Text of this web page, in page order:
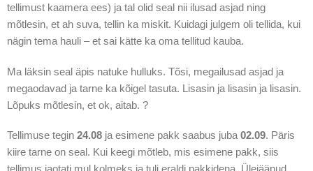
tellimust kaamera ees) ja tal olid seal nii ilusad asjad ning
mõtlesin, et ah suva, tellin ka miskit. Kuidagi julgem oli tellida, kui
nägin tema hauli – et sai kätte ka oma tellitud kauba.
Ma läksin seal äpis natuke hulluks. Tõsi, megailusad asjad ja
megaodavad ja tarne ka kõigel tasuta. Lisasin ja lisasin ja lisasin.
Lõpuks mõtlesin, et ok, aitab. ?
Tellimuse tegin 24.08 ja esimene pakk saabus juba 02.09. Päris
kiire tarne on seal. Kui keegi mõtleb, mis esimene pakk, siis